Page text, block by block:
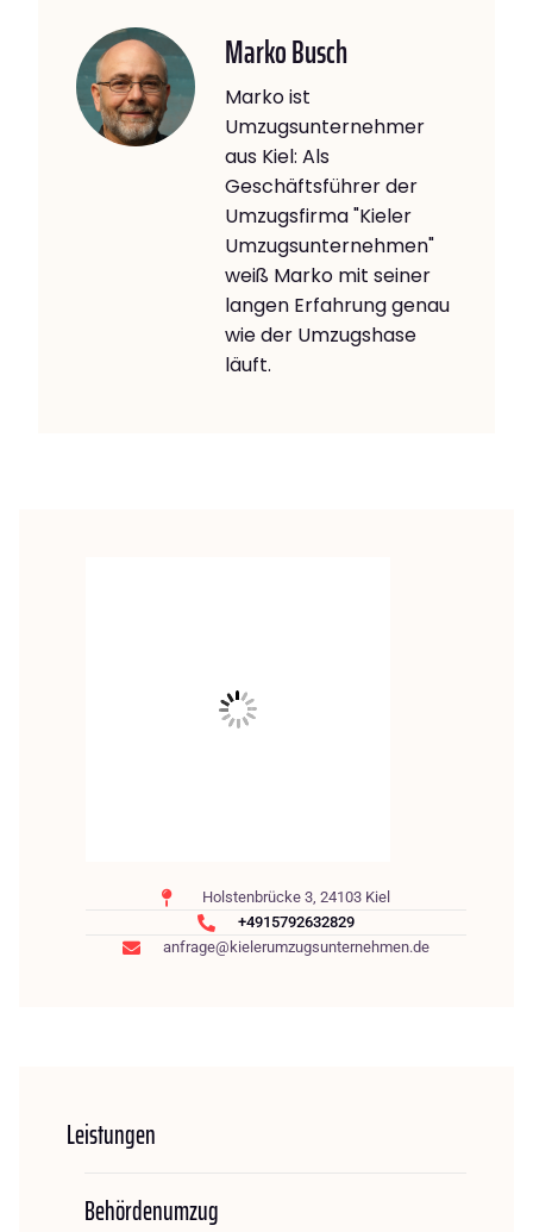
Marko Busch
Marko ist
Umzugsunternehmer
aus Kiel: Als
Geschäftsführer der
Umzugsfirma "Kieler
Umzugsunternehmen"
weiß Marko mit seiner
langen Erfahrung genau
wie der Umzugshase
läuft.
Holstenbrücke 3, 24103 Kiel
+4915792632829
anfrage@kielerumzugsunternehmen.de
Leistungen
Behördenumzug